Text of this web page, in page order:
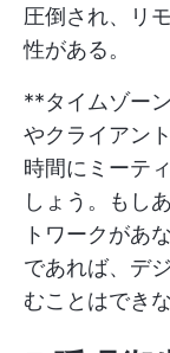
圧倒され、リ
性がある。
**タイムゾー
やクライアン
時間にミーテ
しょう。もし
トワークがあ
であれば、デ
むことはでき